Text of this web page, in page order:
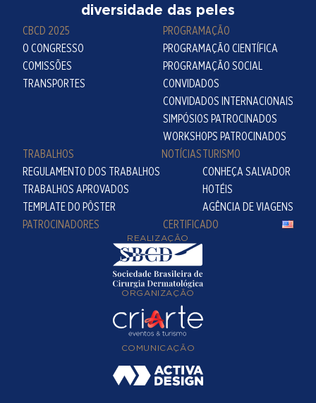
diversidade das peles
CBCD 2025
O CONGRESSO
COMISSÕES
TRANSPORTES
PROGRAMAÇÃO
PROGRAMAÇÃO CIENTÍFICA
PROGRAMAÇÃO SOCIAL
CONVIDADOS
CONVIDADOS INTERNACIONAIS
SIMPÓSIOS PATROCINADOS
WORKSHOPS PATROCINADOS
TRABALHOS
REGULAMENTO DOS TRABALHOS
TRABALHOS APROVADOS
TEMPLATE DO PÔSTER
NOTÍCIASTURISMO
CONHEÇA SALVADOR
HOTÉIS
AGÊNCIA DE VIAGENS
PATROCINADORES
CERTIFICADO
REALIZAÇÃO
ORGANIZAÇÃO
COMUNICAÇÃO